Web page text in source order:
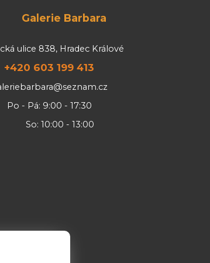
Barbara
ulice 838, Hradec Králové
+420 603 199 413
Po - Pá: 9:00 - 17:30
So: 10:00 - 13:00